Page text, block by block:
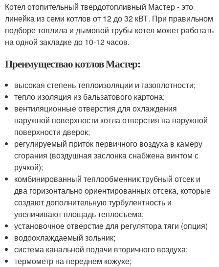
Котел отопительный твердотопливный Мастер - это
линейка из семи котлов от 12 до 32 кВТ. При правильном
подборе топлила и дымовой трубы котел может работать
на одной закладке до 10-12 часов.
Преимуществао котлов Мастер:
высокая степень теплоизоляции и газоплотности;
тепло изоляция из бальзатового картона;
вентиляционные отверстия для охлаждения
наружной поверхности котла отверстия на наружной
поверхности дверок;
регулируемый приток первичного воздуха в камеру
сгорания (воздушная заслонка снабжена винтом с
ручкой);
комбинированный теплообменник:трубный отсек и
два горизонтально ориентированных отсека, которые
создают дополнительную турбулентность и
увеличивают площадь теплосъема;
установочное отверстие для регулятора тяги (опция)
водоохлаждаемый зольник;
система канальной подачи вторичного воздуха;
термометр на переднем кожухе;